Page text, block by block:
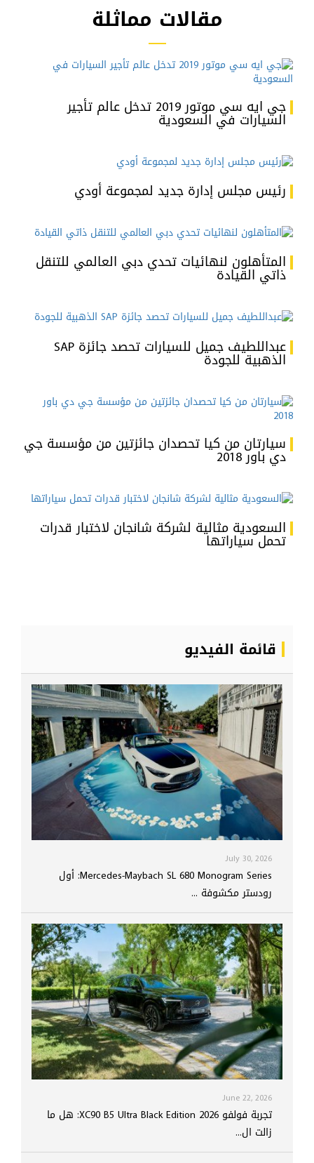
مقالات مماثلة
جي ايه سي موتور 2019 تدخل عالم تأجير
السيارات في السعودية
رئيس مجلس إدارة جديد لمجموعة أودي
المتأهلون لنهائيات تحدي دبي العالمي للتنقل
ذاتي القيادة
عبداللطيف جميل للسيارات تحصد جائزة SAP
الذهبية للجودة
سيارتان من كيا تحصدان جائزتين من مؤسسة جي
دي باور 2018
السعودية مثالية لشركة شانجان لاختبار قدرات
تحمل سياراتها
قائمة الفيديو
July 30, 2026
Mercedes-Maybach SL 680 Monogram Series: أول
رودستر مكشوفة ...
June 22, 2026
تجربة فولفو XC90 B5 Ultra Black Edition 2026: هل ما
زالت ال...